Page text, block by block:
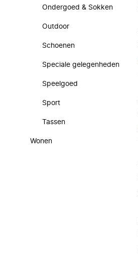
Ondergoed & Sokken
Outdoor
Schoenen
Speciale gelegenheden
Speelgoed
Sport
Tassen
Wonen